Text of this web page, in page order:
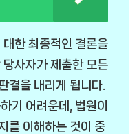
한 최종적인 결론을
당사자가 제출한 모든
결을 내리게 됩니다.
기 어려운데, 법원이
를 이해하는 것이 중